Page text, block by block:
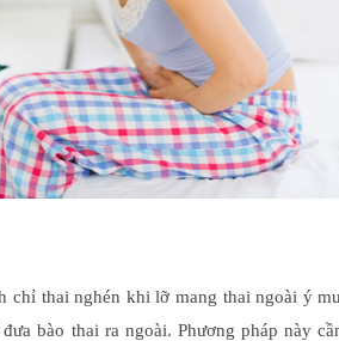
chỉ thai nghén khi lỡ mang thai ngoài ý
bào thai ra ngoài. Phương pháp này